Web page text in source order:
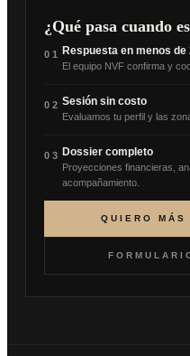
¿Qué pasa cuando
01 Respuesta en menos de
El equipo NVF confirma y
02 Sesión sin costo
Evaluamos tu perfil y las
03 Dossier completo
Proyecciones financieras,
acompañamiento.
QUIERO